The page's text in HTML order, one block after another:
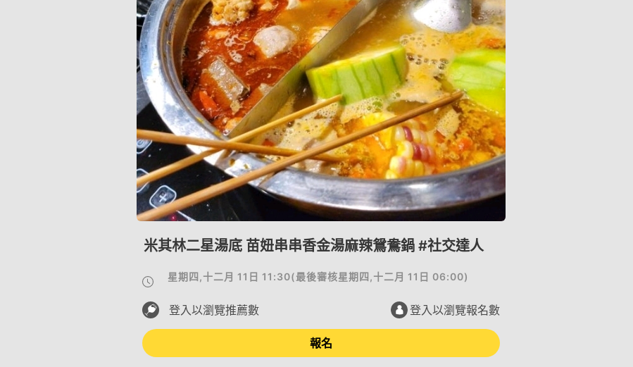
米其林二星湯底 苗妞串串香金湯麻辣鴛鴦鍋 #社交達人
星期四,十二月 11日 11:30(最後審核星期四,十二月 11日 06:00)
登入以瀏覽推薦數 登入以瀏覽報名數
報名